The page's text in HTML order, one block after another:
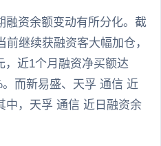
融资余额变动有所分化。截
继续获融资客大幅加仓，
，近1个月融资净买额达
而新易盛、天孚 通信 近
中，天孚 通信 近日融资余